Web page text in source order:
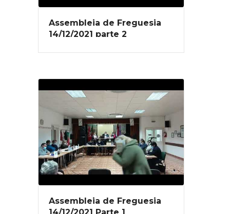
Assembleia de Freguesia
14/12/2021 parte 2
Assembleia de Freguesia